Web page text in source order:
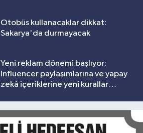
Otobüs kullanacaklar dikkat:
Sakarya'da durmayacak
Yeni reklam dönemi başlıyor:
Influencer paylaşımlarına ve yapay
zekâ içeriklerine yeni kurallar